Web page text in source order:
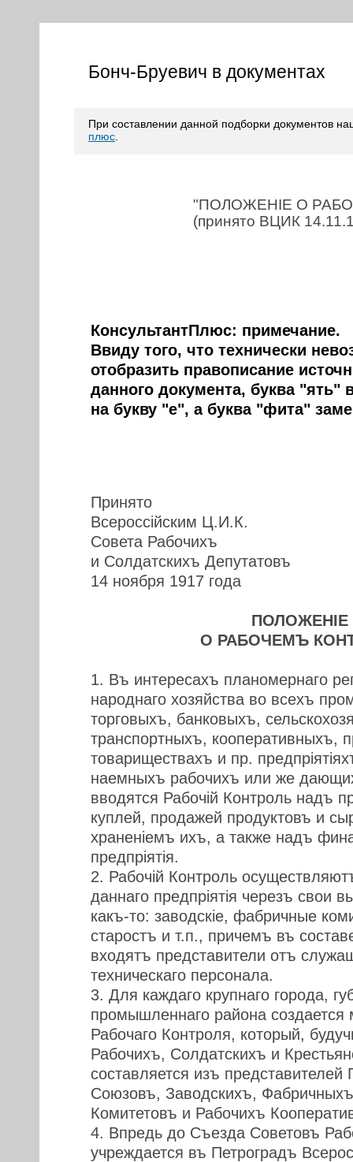
Бонч-Бруевич в документах
При составлении данной подборки документов
плюс
"ПОЛОЖЕНIЕ О
(принято ВЦИК
КонсультантПлюс: примечание.
Ввиду того, что технически
отобразить правописание
данного документа, буква "ять"
на букву "е", а буква "фита"
Принято
Всероссiйским Ц.И.К.
Совета Рабочихъ
и Солдатскихъ Депутатовъ
14 ноября 1917 года
ПОЛОЖЕНIЕ
О РАБОЧЕМЪ
1. Въ интересахъ планомернаго
народнаго хозяйства во всехъ
торговыхъ, банковыхъ,
транспортныхъ, кооперативныхъ,
товариществахъ и пр.
наемныхъ рабочихъ или же
вводятся Рабочiй Контроль надъ
куплей, продажей продуктовъ и
храненiемъ ихъ, а также надъ
предпрiятiя.
2. Рабочiй Контроль
даннаго предпрiятiя черезъ свои
какъ-то: заводскiе, фабричные
старостъ и т.п., причемъ въ
входятъ представители отъ
техническаго персонала.
3. Для каждаго крупнаго города,
промышленнаго района создается
Рабочаго Контроля, который,
Рабочихъ, Солдатскихъ и
составляется изъ
Союзовъ, Заводскихъ,
Комитетовъ и Рабочихъ
4. Впредь до Съезда Советовъ
учреждается въ Петроградъ